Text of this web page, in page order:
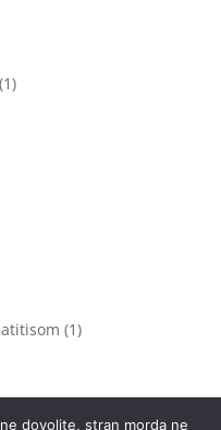
(1)
(1)
dovolite, stran morda ne